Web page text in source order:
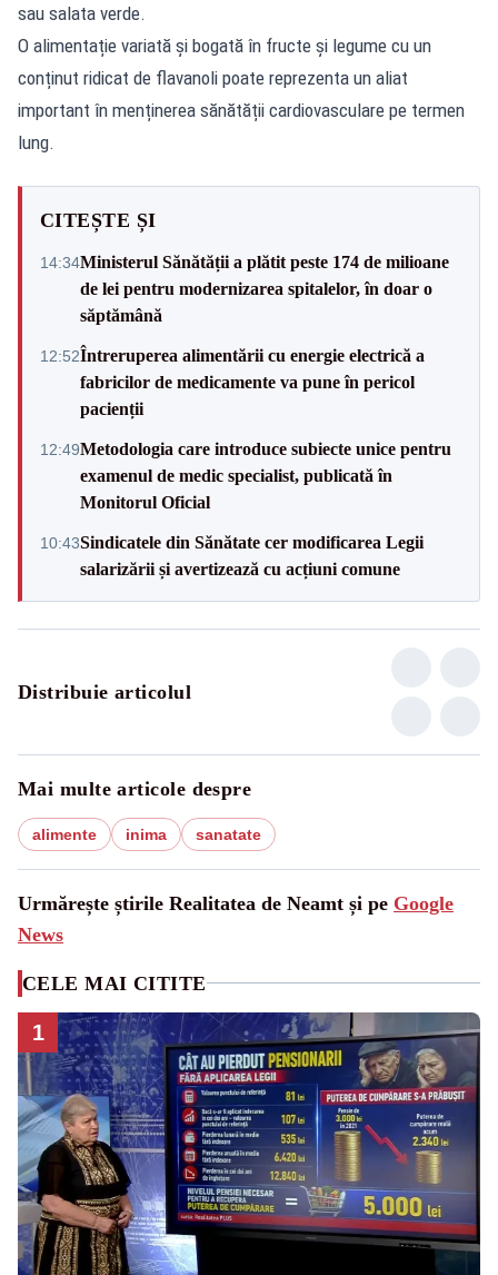
sau salata verde.
O alimentație variată și bogată în fructe și legume cu un
conținut ridicat de flavanoli poate reprezenta un aliat
important în menținerea sănătății cardiovasculare pe termen
lung.
CITEȘTE ȘI
14:34Ministerul Sănătății a plătit peste 174 de milioane
de lei pentru modernizarea spitalelor, în doar o
săptămână
12:52Întreruperea alimentării cu energie electrică a
fabricilor de medicamente va pune în pericol
pacienții
12:49Metodologia care introduce subiecte unice pentru
examenul de medic specialist, publicată în
Monitorul Oficial
10:43Sindicatele din Sănătate cer modificarea Legii
salarizării și avertizează cu acțiuni comune
Distribuie articolul
Mai multe articole despre
alimente inima sanatate
Urmărește știrile Realitatea de Neamt și pe Google
News
CELE MAI CITITE
1